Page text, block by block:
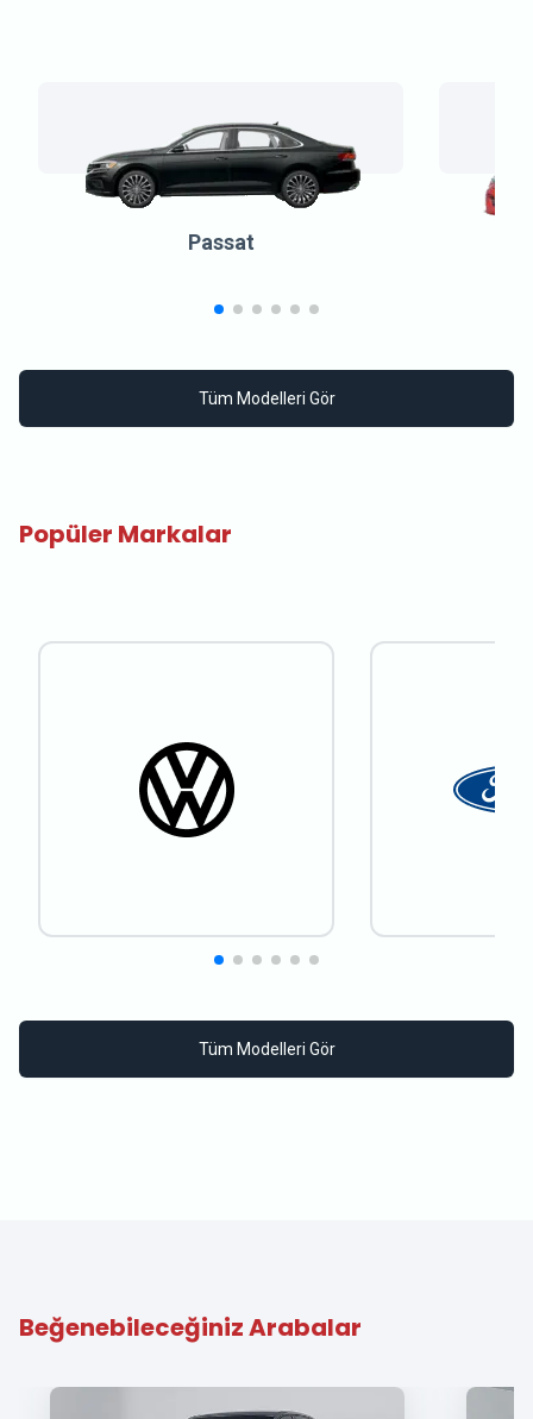
Passat
Tüm Modelleri Gör
Popüler Markalar
Tüm Modelleri Gör
Beğenebileceğiniz Arabalar